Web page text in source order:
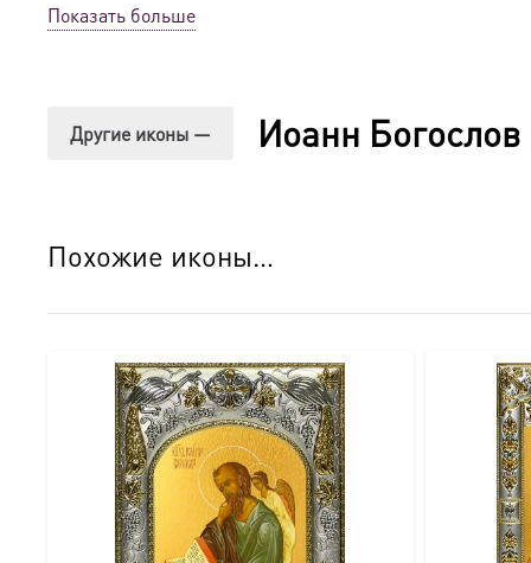
○ Натуральное дерево: Каждый киот изготавливается
○ Конструкция «книжка»: Удобная распашная система
○ Золотая петелька: Надежный элемент для
Детали изготовления:
● Икона:
○ Размер: 18×24 см.
Показать больше
Другие иконы — Иоанн Богослов
Похожие иконы…